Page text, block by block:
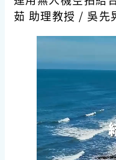
茹 助理教授 / 吳先